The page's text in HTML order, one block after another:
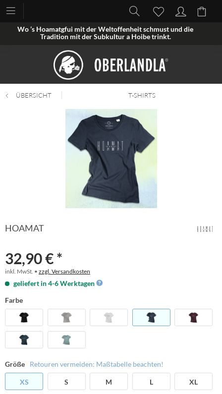
Wo ’s Hoamatgfui mit der Weltoffenheit schmust und die
Tradition mit der Subkultur a Hoibe trinkt.
ÜBERSICHT T-SHIRTS
HOAMAT
32,90 € *
inkl. MwSt. • zzgl. Versandkosten
geliefert in 4-6 Werktagen
Farbe
Größe Retouren vermeiden: Maßtabelle beachten!
XS S M L XL